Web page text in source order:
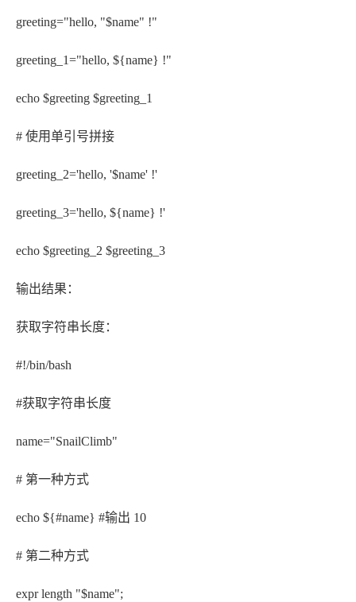
greeting="hello, "$name" !"
greeting_1="hello, ${name} !"
echo $greeting $greeting_1
# 使用单引号拼接
greeting_2='hello, '$name' !'
greeting_3='hello, ${name} !'
echo $greeting_2 $greeting_3
输出结果：
获取字符串长度：
#!/bin/bash
#获取字符串长度
name="SnailClimb"
# 第一种方式
echo ${#name} #输出 10
# 第二种方式
expr length "$name";